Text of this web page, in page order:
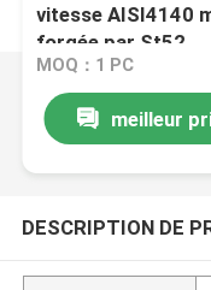
vitesse AISI4140
forgée par St52
MOQ：1 PC
meilleur
DESCRIPTION DE